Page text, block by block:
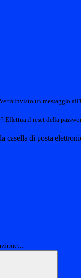
Verrà inviato un messaggio
Effettua il reset della
casella di posta